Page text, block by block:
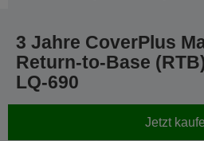
3 Jahre CoverPlus
Return-to-Base
LQ-690
Jetzt